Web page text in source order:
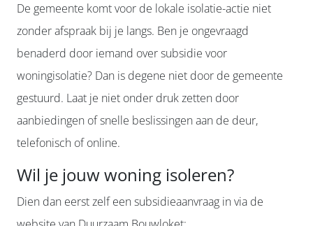
De gemeente komt voor de lokale isolatie-actie niet
zonder afspraak bij je langs. Ben je ongevraagd
benaderd door iemand over subsidie voor
woningisolatie? Dan is degene niet door de gemeente
gestuurd. Laat je niet onder druk zetten door
aanbiedingen of snelle beslissingen aan de deur,
telefonisch of online.
Wil je jouw woning isoleren?
Dien dan eerst zelf een subsidieaanvraag in via de